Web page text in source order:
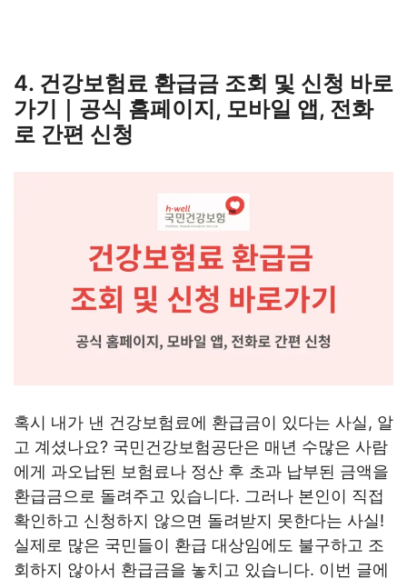
4. 건강보험료 환급금 조회 및 신청 바로
가기｜공식 홈페이지, 모바일 앱, 전화
로 간편 신청
혹시 내가 낸 건강보험료에 환급금이 있다는 사실, 알
고 계셨나요? 국민건강보험공단은 매년 수많은 사람
에게 과오납된 보험료나 정산 후 초과 납부된 금액을
환급금으로 돌려주고 있습니다. 그러나 본인이 직접
확인하고 신청하지 않으면 돌려받지 못한다는 사실!
실제로 많은 국민들이 환급 대상임에도 불구하고 조
회하지 않아서 환급금을 놓치고 있습니다. 이번 글에